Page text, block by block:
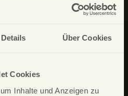
Details Über Cookies
Cookies
Inhalte und Anzeigen zu
no. 556158-